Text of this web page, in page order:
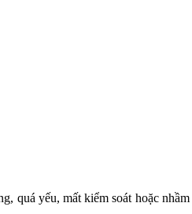
quá yếu, mất kiểm soát hoặc